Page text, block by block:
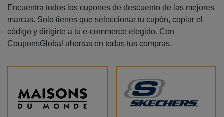
Encuentra todos los cupones de descuento de las mejores
marcas. Solo tienes que seleccionar tu cupón, copiar el
código y dirigirte a tu e-commerce elegido. Con
CouponsGlobal ahorras en todas tus compras.